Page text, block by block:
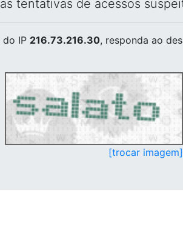
tentativas de acessos
do IP 216.73.216.30, responda ao
[trocar imagem]